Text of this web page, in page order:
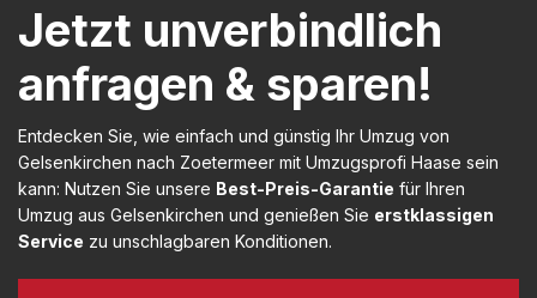
Jetzt unverbindlich
anfragen & sparen!
Entdecken Sie, wie einfach und günstig Ihr Umzug von
Gelsenkirchen nach Zoetermeer mit Umzugsprofi Haase sein
kann: Nutzen Sie unsere Best-Preis-Garantie für Ihren
Umzug aus Gelsenkirchen und genießen Sie erstklassigen
Service zu unschlagbaren Konditionen.